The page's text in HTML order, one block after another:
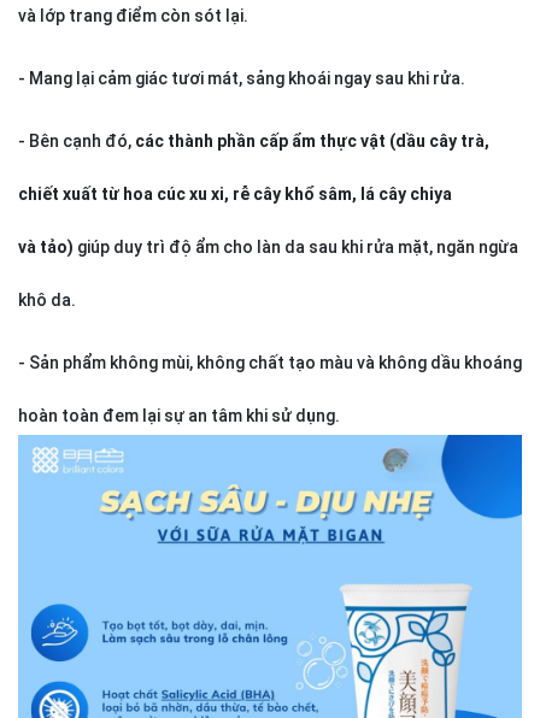
và lớp trang điểm còn sót lại.
- Mang lại cảm giác tươi mát, sảng khoái ngay sau khi rửa.
- Bên cạnh đó, các thành phần cấp ẩm thực vật (dầu cây trà,
chiết xuất từ hoa cúc xu xi, rễ cây khổ sâm, lá cây chiya
và tảo) giúp duy trì độ ẩm cho làn da sau khi rửa mặt, ngăn ngừa
khô da.
- Sản phẩm không mùi, không chất tạo màu và không dầu khoáng
hoàn toàn đem lại sự an tâm khi sử dụng.